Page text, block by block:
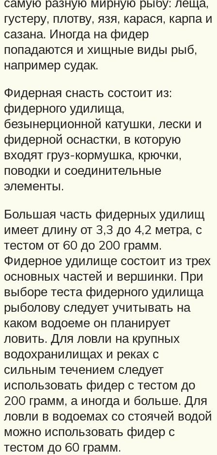
густеру, плотву, язя, карася, карпа и
сазана. Иногда на фидер
попадаются и хищные виды рыб,
например судак.
Фидерная снасть состоит из:
фидерного удилища,
безынерционной катушки, лески и
фидерной оснастки, в которую
входят груз-кормушка, крючки,
поводки и соединительные
элементы.
Большая часть фидерных удилищ
имеет длину от 3,3 до 4,2 метра, с
тестом от 60 до 200 грамм.
Фидерное удилище состоит из трех
основных частей и вершинки. При
выборе теста фидерного удилища
рыболову следует учитывать на
каком водоеме он планирует
ловить. Для ловли на крупных
водохранилищах и реках с
сильным течением следует
использовать фидер с тестом до
200 грамм, а иногда и больше. Для
ловли в водоемах со стоячей водой
можно использовать фидер с
тестом до 60 грамм.